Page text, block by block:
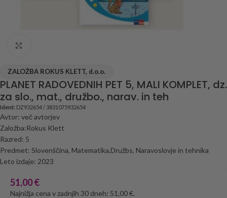
ZALOŽBA ROKUS KLETT, d.o.o.
PLANET RADOVEDNIH PET 5, MALI KOMPLET, dz.
za slo., mat., družbo., narav. in teh
Ident: DZ932654 / 3831075932654
Avtor: več avtorjev
Založba:Rokus Klett
Razred: 5
Predmet: Slovenščina, Matematika,Družbs, Naravoslovje in tehnika
Leto izdaje: 2023
51,00€
Najnižja cena v zadnjih 30 dneh: 51,00 €.